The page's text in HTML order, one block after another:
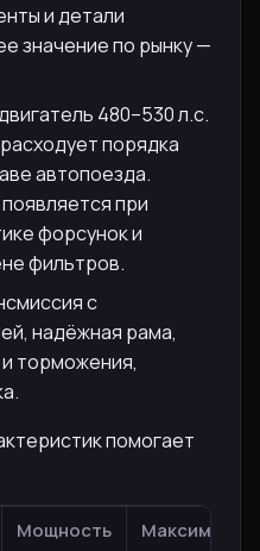
и детали
значение по рынку —
480–530 л.с.
порядка
автопоезда.
при
форсунок и
фильтров.
с
надёжная рама,
торможения,
помогает
Мощность